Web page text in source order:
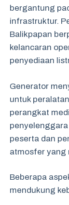
bergantung
infrastruktur.
Balikpapan
kelancaran
penyediaan
Generator
untuk
perangkat
peserta dan
atmosfer yang
Beberapa
mendukung